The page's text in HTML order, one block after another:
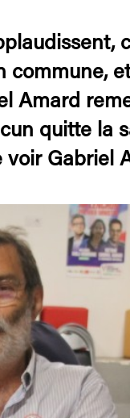
Amard
quitte la
Gabriel